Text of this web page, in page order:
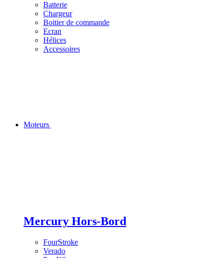
Batterie
Chargeur
Boitier de commande
Ecran
Hélices
Accessoires
Moteurs
Mercury Hors-Bord
FourStroke
Verado